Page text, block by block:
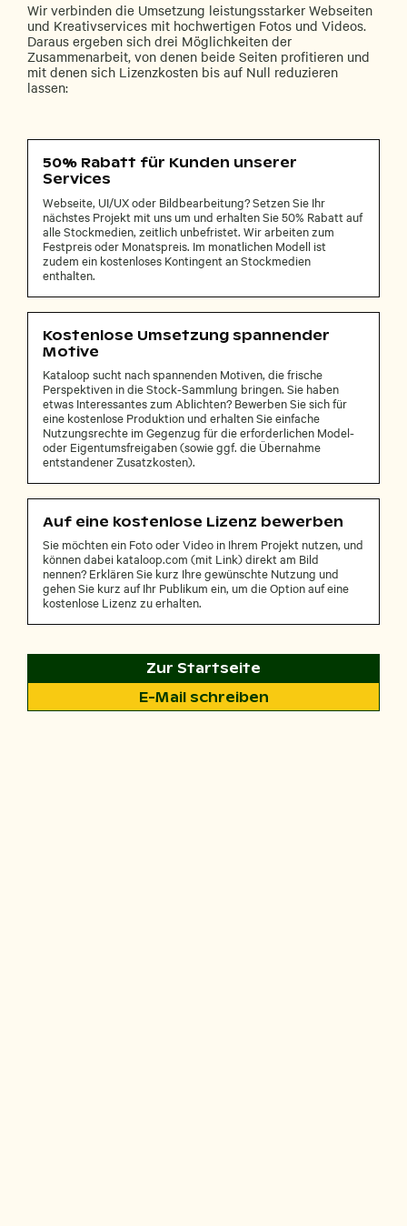
Wir verbinden die Umsetzung leistungsstarker Webseiten
und Kreativservices mit hochwertigen Fotos und Videos.
Daraus ergeben sich drei Möglichkeiten der
Zusammenarbeit, von denen beide Seiten profitieren und
mit denen sich Lizenzkosten bis auf Null reduzieren
lassen:
50% Rabatt für Kunden unserer
Services
Webseite, UI/UX oder Bildbearbeitung? Setzen Sie Ihr
nächstes Projekt mit uns um und erhalten Sie 50% Rabatt auf
alle Stockmedien, zeitlich unbefristet. Wir arbeiten zum
Festpreis oder Monatspreis. Im monatlichen Modell ist
zudem ein kostenloses Kontingent an Stockmedien
enthalten.
Kostenlose Umsetzung spannender
Motive
Kataloop sucht nach spannenden Motiven, die frische
Perspektiven in die Stock-Sammlung bringen. Sie haben
etwas Interessantes zum Ablichten? Bewerben Sie sich für
eine kostenlose Produktion und erhalten Sie einfache
Nutzungsrechte im Gegenzug für die erforderlichen Model-
oder Eigentumsfreigaben (sowie ggf. die Übernahme
entstandener Zusatzkosten).
Auf eine kostenlose Lizenz bewerben
Sie möchten ein Foto oder Video in Ihrem Projekt nutzen, und
können dabei kataloop.com (mit Link) direkt am Bild
nennen? Erklären Sie kurz Ihre gewünschte Nutzung und
gehen Sie kurz auf Ihr Publikum ein, um die Option auf eine
kostenlose Lizenz zu erhalten.
Zur Startseite
E-Mail schreiben